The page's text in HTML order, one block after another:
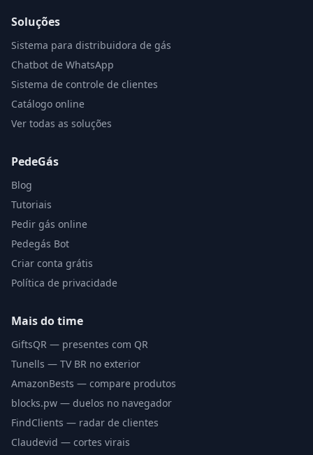
Soluções
Sistema para distribuidora de gás
Chatbot de WhatsApp
Sistema de controle de clientes
Catálogo online
Ver todas as soluções
PedeGás
Blog
Tutoriais
Pedir gás online
Pedegás Bot
Criar conta grátis
Política de privacidade
Mais do time
GiftsQR — presentes com QR
Tunells — TV BR no exterior
AmazonBests — compare produtos
blocks.pw — duelos no navegador
FindClients — radar de clientes
Claudevid — cortes virais